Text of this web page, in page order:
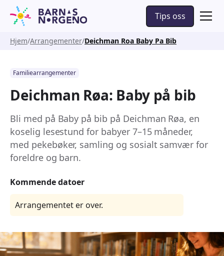
Tips oss
Hjem Arrangementer Deichman Roa Baby Pa Bib
Familiearrangementer
Deichman Røa: Baby på bib
Bli med på Baby på bib på Deichman Røa, en
koselig lesestund for babyer 7–15 måneder,
med pekebøker, samling og sosialt samvær for
foreldre og barn.
Kommende datoer
Arrangementet er over.